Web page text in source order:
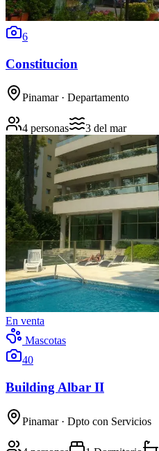
6
Constitucion
Pinamar· Departamento
4 personas 3 del mar
En venta
Mascotas
40
Building Albar II
Pinamar· Dpto con Servicios